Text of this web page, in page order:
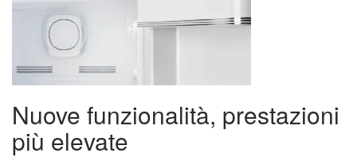
Nuove funzionalità, prestazioni
più elevate